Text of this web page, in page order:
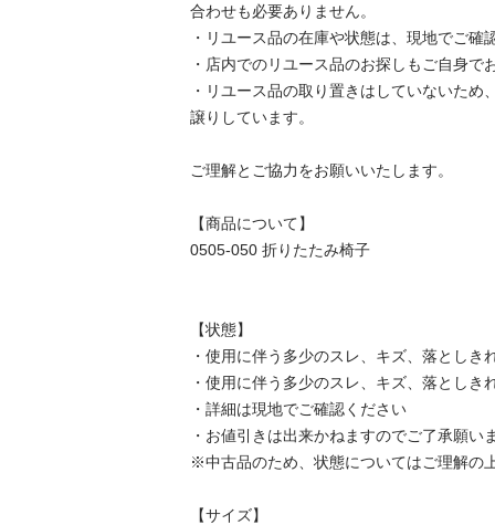
合わせも必要ありません。
・リユース品の在庫や状態は、現地でご確
・店内でのリユース品のお探しもご自身で
・リユース品の取り置きはしていないため
譲りしています。
ご理解とご協力をお願いいたします。
【商品について】
0505-050 折りたたみ椅子
【状態】
・使用に伴う多少のスレ、キズ、落としき
・使用に伴う多少のスレ、キズ、落としき
・詳細は現地でご確認ください
・お値引きは出来かねますのでご了承願い
※中古品のため、状態についてはご理解の
【サイズ】